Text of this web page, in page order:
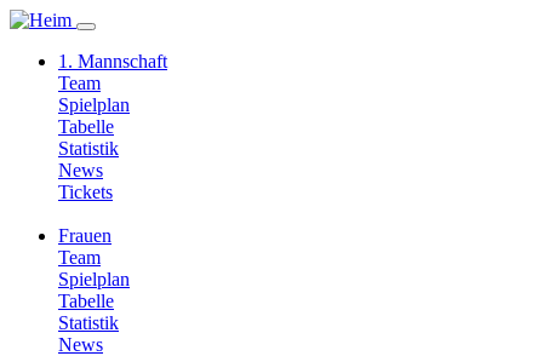
1. Mannschaft
Team
Spielplan
Tabelle
Statistik
News
Tickets
Frauen
Team
Spielplan
Tabelle
Statistik
News